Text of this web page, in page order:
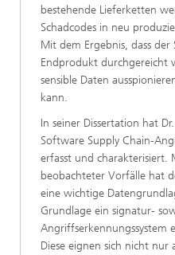
bestehende Lieferketten
Schadcodes in neu
Mit dem Ergebnis, dass der
Endprodukt durchgereicht
sensible Daten
kann.
In seiner Dissertation hat
Software Supply Chain-
erfasst und charakterisiert.
beobachteter Vorfälle hat
eine wichtige
Grundlage ein signatur-
Angriffserkennungssystem
Diese eignen sich nicht nur